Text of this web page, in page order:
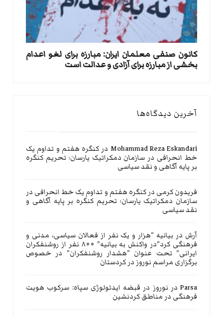
کانون صنفی معلمان ایران: مبارزه برای لغو اعدام
بخشی از مبارزه برای آزادی و عدالت است
آخرین دیدگاه‌ها
Mohammad Reza Eskandari در کنگره هفتم و تداوم یک
خط انحرافی در سازمان دمکراتیک یارسان؛ تحریم کنگره
بر پایه آگاهی و نقد سیاسی
فریدون کرمی درکنگره هفتم و تداوم یک خط انحرافی در
سازمان دمکراتیک یارسان؛ تحریم کنگره بر پایه آگاهی و
نقد سیاسی
آرش در بیانیه “هزار و یک نفر از فعالان سیاسی، مدنی و
فرهنگی کرد”در واکنش به بیانیه” ۸۰۰ نفر از روشنفکران
ایرانی” تحت عنوان “هشدار روشنفکران” در خصوص
برگزاری مراسم نوروز در کردستان
Parsa در نوروز در قبضه ایدئولوژی سپاه: سرکوب هویت
فرهنگی در مناطق کردنشین